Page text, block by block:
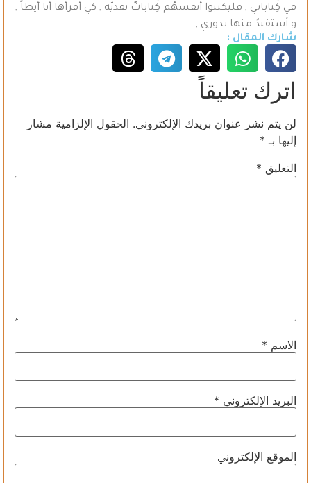
في كَِتاباتي , فليكتبوا أنفسهُم كَِتاباتٌ نقديّة , كي أقرأها أنا أيظاً ,
و أستفيدُ منها بدوري ,
شارك المقال :
اترك تعليقاً
لن يتم نشر عنوان بريدك الإلكتروني. الحقول الإلزامية مشار
إليها بـ *
التعليق *
الاسم *
البريد الإلكتروني *
الموقع الإلكتروني